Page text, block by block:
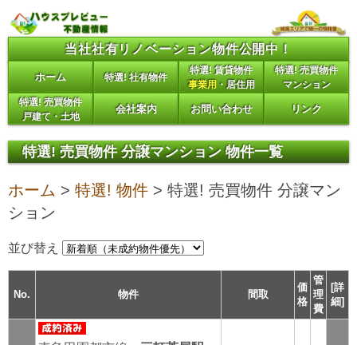
ナビゲーションへ
サイドメニューへ
本文へ 当社社有リノベーション物件公開中！
ホーム 特選! 社有物件
特選! 賃貸物件
事業用 ・居住用
特選! 売買物件
マンション
特選! 売買物件
戸建て・土地
会社案内 お問い合わせ リンク
特選! 売買物件 分譲マンション 物件一覧
ホーム > 特選! 物件 > 特選! 売買物件 分譲マン
ション
並び替え
No. 物件 間取
価
格
管
理
費
[詳
細]